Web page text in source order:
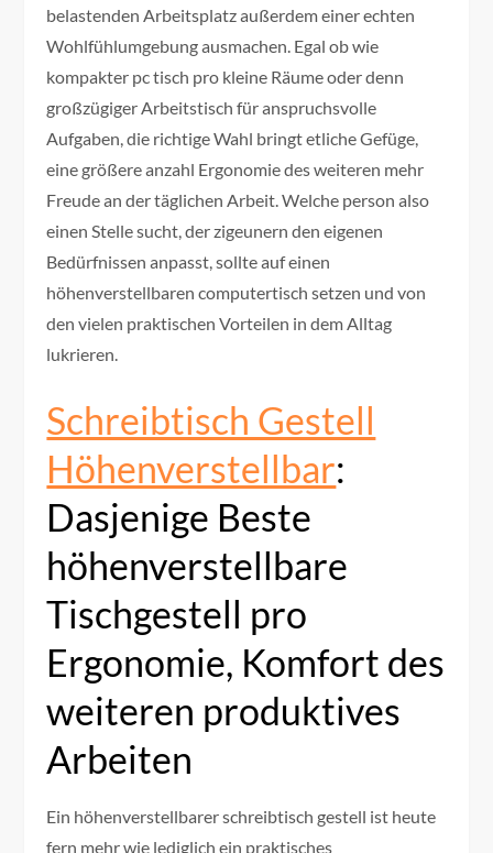
belastenden Arbeitsplatz außerdem einer echten
Wohlfühlumgebung ausmachen. Egal ob wie
kompakter pc tisch pro kleine Räume oder denn
großzügiger Arbeitstisch für anspruchsvolle
Aufgaben, die richtige Wahl bringt etliche Gefüge,
eine größere anzahl Ergonomie des weiteren mehr
Freude an der täglichen Arbeit. Welche person also
einen Stelle sucht, der zigeunern den eigenen
Bedürfnissen anpasst, sollte auf einen
höhenverstellbaren computertisch setzen und von
den vielen praktischen Vorteilen in dem Alltag
lukrieren.
Schreibtisch Gestell
Höhenverstellbar:
Dasjenige Beste
höhenverstellbare
Tischgestell pro
Ergonomie, Komfort des
weiteren produktives
Arbeiten
Ein höhenverstellbarer schreibtisch gestell ist heute
fern mehr wie lediglich ein praktisches